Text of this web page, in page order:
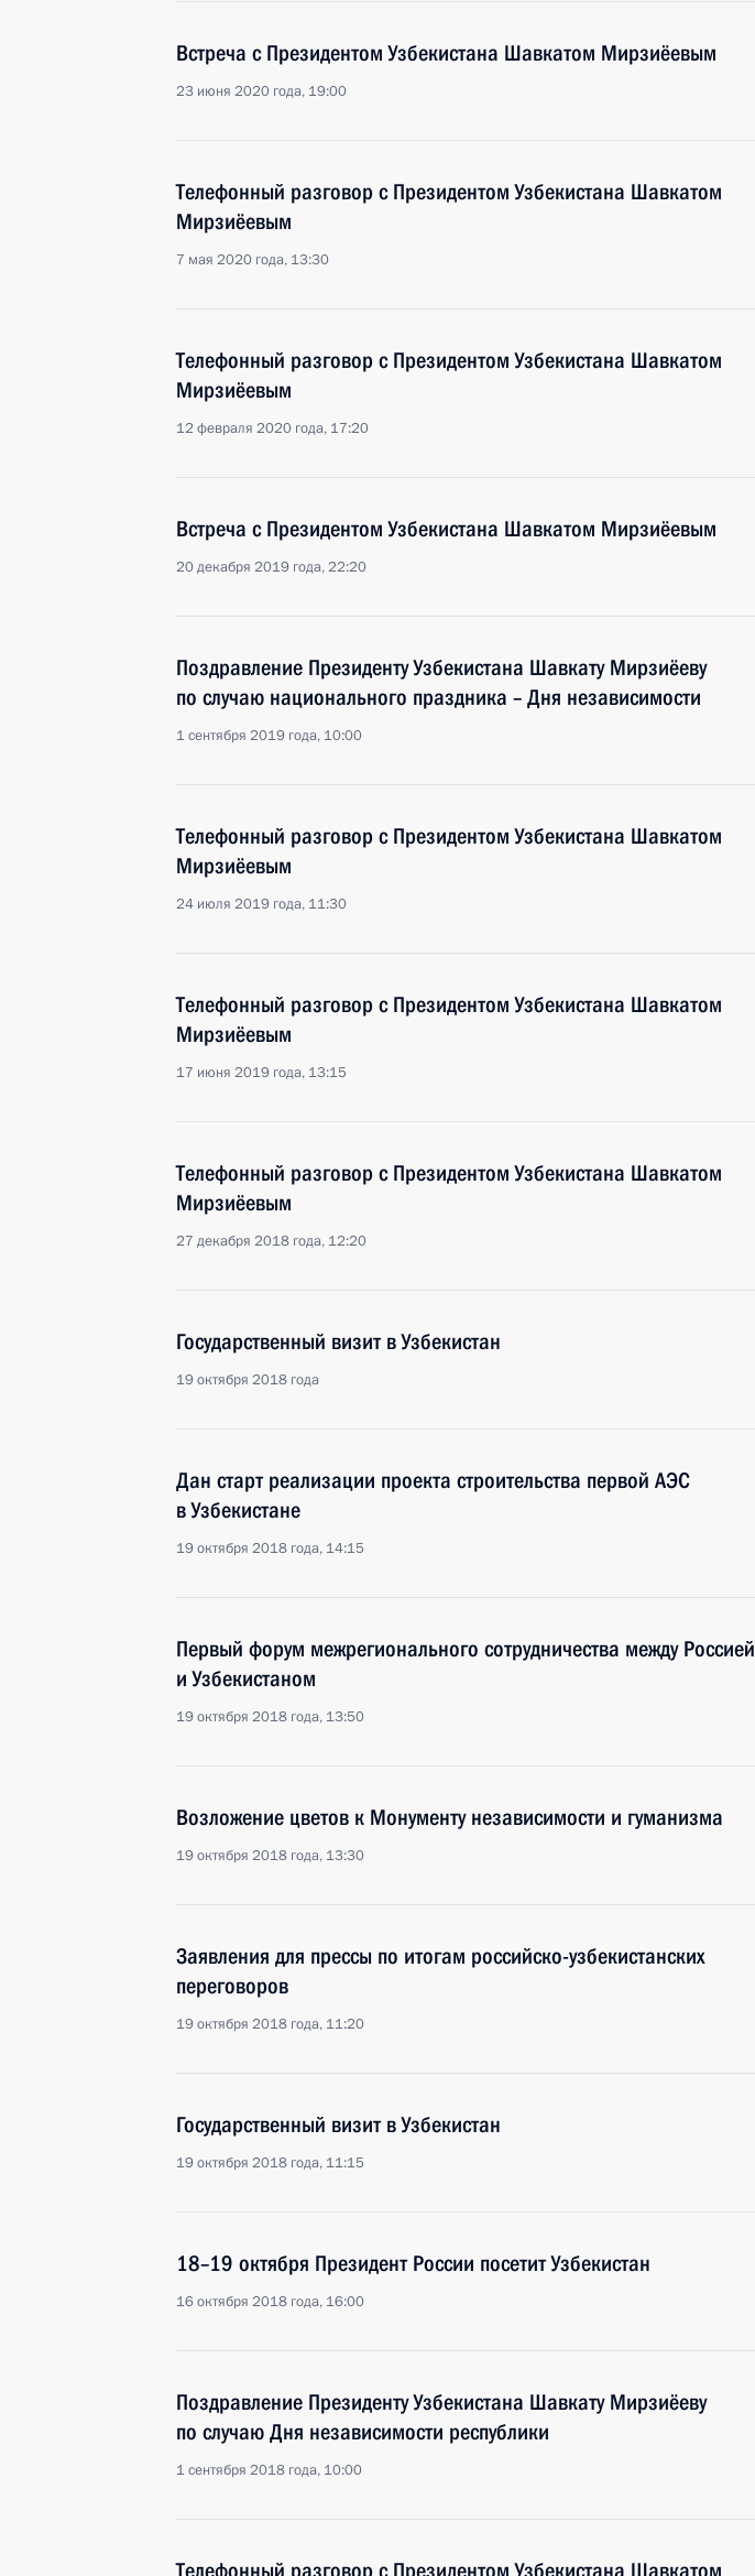
Встреча с Президентом Узбекистана Шавкатом Мирзиёевым
23 июня 2020 года, 19:00
Телефонный разговор с Президентом Узбекистана Шавкатом
Мирзиёевым
7 мая 2020 года, 13:30
Телефонный разговор с Президентом Узбекистана Шавкатом
Мирзиёевым
12 февраля 2020 года, 17:20
Встреча с Президентом Узбекистана Шавкатом Мирзиёевым
20 декабря 2019 года, 22:20
Поздравление Президенту Узбекистана Шавкату Мирзиёеву
по случаю национального праздника – Дня независимости
1 сентября 2019 года, 10:00
Телефонный разговор с Президентом Узбекистана Шавкатом
Мирзиёевым
24 июля 2019 года, 11:30
Телефонный разговор с Президентом Узбекистана Шавкатом
Мирзиёевым
17 июня 2019 года, 13:15
Телефонный разговор с Президентом Узбекистана Шавкатом
Мирзиёевым
27 декабря 2018 года, 12:20
Государственный визит в Узбекистан
19 октября 2018 года
Дан старт реализации проекта строительства первой АЭС
в Узбекистане
19 октября 2018 года, 14:15
Первый форум межрегионального сотрудничества между Россией
и Узбекистаном
19 октября 2018 года, 13:50
Возложение цветов к Монументу независимости и гуманизма
19 октября 2018 года, 13:30
Заявления для прессы по итогам российско-узбекистанских
переговоров
19 октября 2018 года, 11:20
Государственный визит в Узбекистан
19 октября 2018 года, 11:15
18–19 октября Президент России посетит Узбекистан
16 октября 2018 года, 16:00
Поздравление Президенту Узбекистана Шавкату Мирзиёеву
по случаю Дня независимости республики
1 сентября 2018 года, 10:00
Телефонный разговор с Президентом Узбекистана Шавкатом